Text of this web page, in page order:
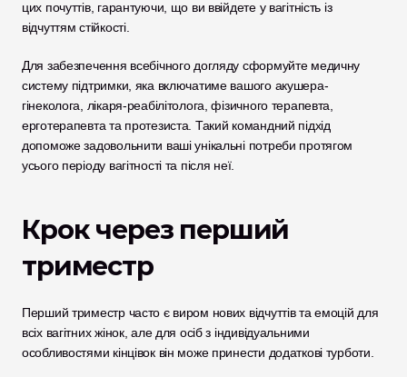
цих почуттів, гарантуючи, що ви ввійдете у вагітність із
відчуттям стійкості.
Для забезпечення всебічного догляду сформуйте медичну
систему підтримки, яка включатиме вашого акушера-
гінеколога, лікаря-реабілітолога, фізичного терапевта,
ерготерапевта та протезиста. Такий командний підхід
допоможе задовольнити ваші унікальні потреби протягом
усього періоду вагітності та після неї.
Крок через перший
триместр
Перший триместр часто є виром нових відчуттів та емоцій для
всіх вагітних жінок, але для осіб з індивідуальними
особливостями кінцівок він може принести додаткові турботи.